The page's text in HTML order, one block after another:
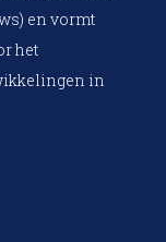
en vormt
het
in